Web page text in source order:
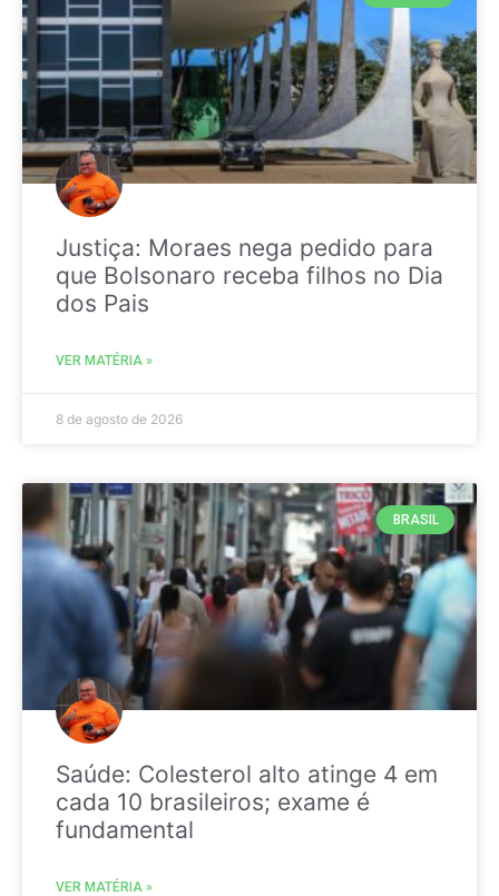
Justiça: Moraes nega pedido para
que Bolsonaro receba filhos no Dia
dos Pais
VER MATÉRIA »
8 de agosto de 2026
BRASIL
Saúde: Colesterol alto atinge 4 em
cada 10 brasileiros; exame é
fundamental
VER MATÉRIA »